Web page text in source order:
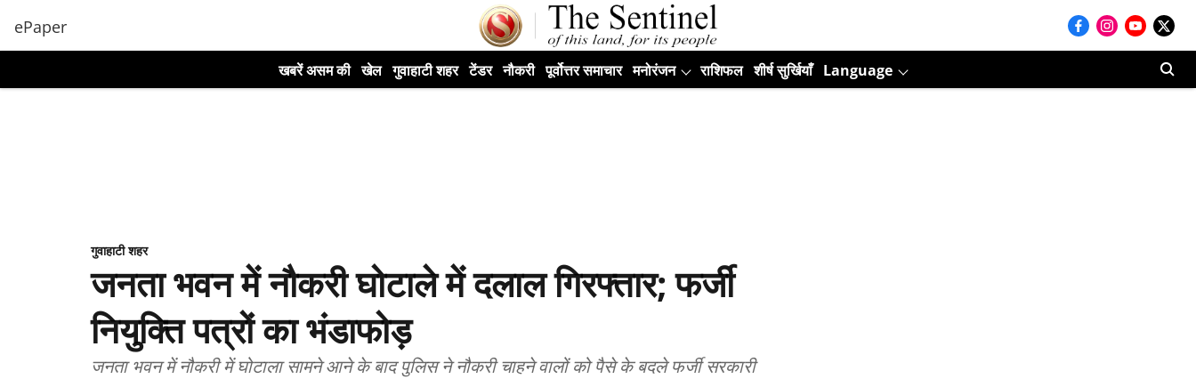
ePaper
खबरें असम की खेल गुवाहाटी शहर टेंडर नौकरी पूर्वोत्तर समाचार मनोरंजन राशिफल शीर्ष सुर्खियाँ Language
गुवाहाटी शहर
जनता भवन में नौकरी घोटाले में दलाल गिरफ्तार; फर्जी
नियुक्ति पत्रों का भंडाफोड़
जनता भवन में नौकरी में घोटाला सामने आने के बाद पुलिस ने नौकरी चाहने वालों को पैसे के बदले फर्जी सरकारी